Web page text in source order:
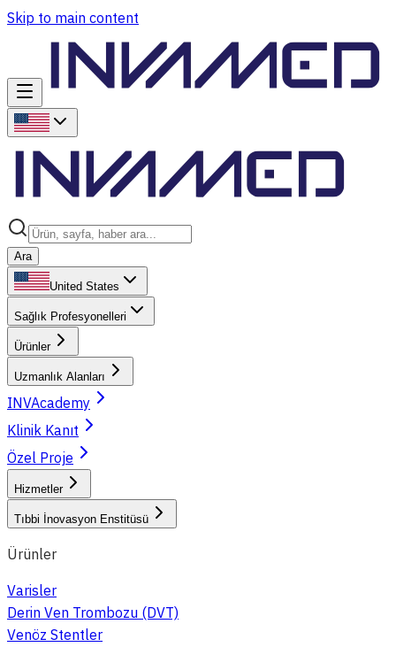
Skip to main content
Ara
United States
Sağlık Profesyonelleri
Ürünler
Uzmanlık Alanları
INVAcademy
Klinik Kanıt
Özel Proje
Hizmetler
Tıbbi İnovasyon Enstitüsü
Ürünler
Varisler
Derin Ven Trombozu (DVT)
Venöz Stentler